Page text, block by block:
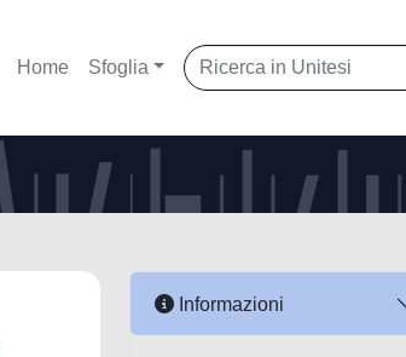
Home Sfoglia
Informazioni